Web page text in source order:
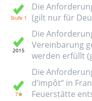
Die
(gilt nur für
Die
Vereinbarung
werden erfüllt
Die
d’impôt“ in
Feuerstätte